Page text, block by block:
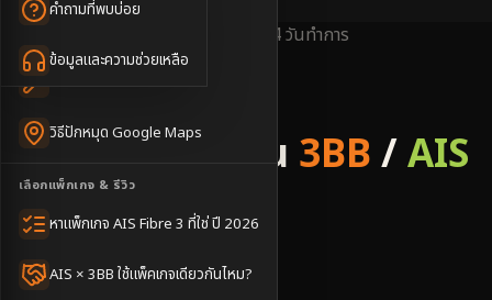
เน็ตบ้าน + บริการเสริม
เน็ตบ้านแรงทุกชั้น
เทคนิคขอคิวช่างได้ไว
วิธีปักหมุด Google Maps
เลือกแพ็กเกจ & รีวิว
หาแพ็กเกจ AIS Fibre 3 ที่ใช่ ปี 2026
AIS × 3BB ใช้แพ็คเกจเดียวกันไหม?
คำถามที่พบบ่อย
ข้อมูลและความช่วยเหลือ
2-4 วันทำการ
3BB & AIS Fibre
รับติดตั้งเน็ตบ้าน 3BB/AIS
Fibre
อำเภอแม่ใจ